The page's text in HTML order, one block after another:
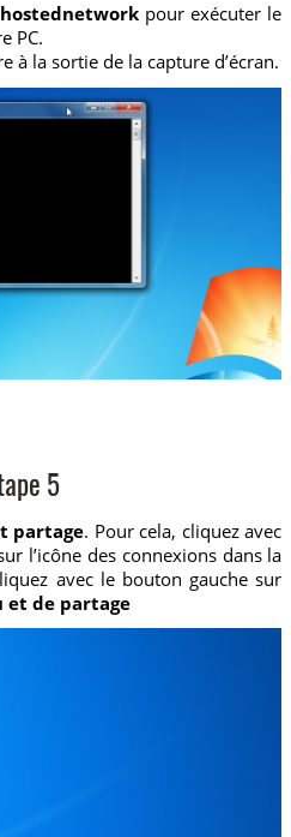
pour exécuter le
PC.
à la sortie de la capture d’écran.
5
partage. Pour cela, cliquez avec
l’icône des connexions dans la
avec le bouton gauche sur
et de partage